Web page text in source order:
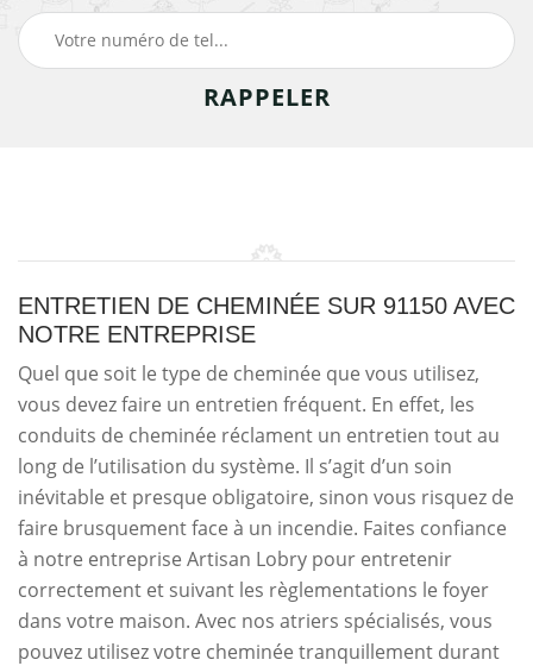
ENTRETIEN DE CHEMINÉE SUR 91150 AVEC
NOTRE ENTREPRISE
Quel que soit le type de cheminée que vous utilisez,
vous devez faire un entretien fréquent. En effet, les
conduits de cheminée réclament un entretien tout au
long de l’utilisation du système. Il s’agit d’un soin
inévitable et presque obligatoire, sinon vous risquez de
faire brusquement face à un incendie. Faites confiance
à notre entreprise Artisan Lobry pour entretenir
correctement et suivant les règlementations le foyer
dans votre maison. Avec nos atriers spécialisés, vous
pouvez utilisez votre cheminée tranquillement durant